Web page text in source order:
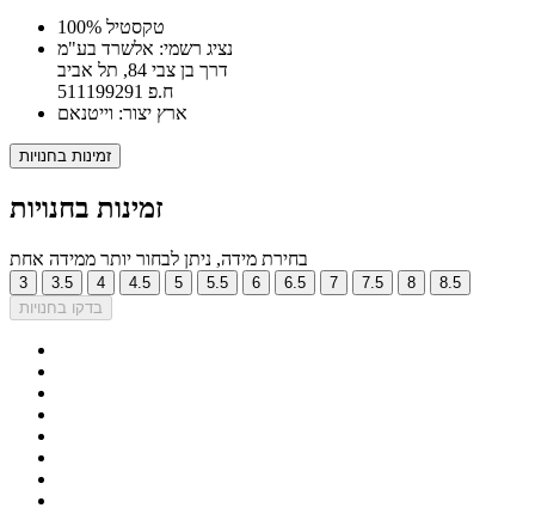
100% טקסטיל
נציג רשמי: אלשרד בע"מ
דרך בן צבי 84, תל אביב
ח.פ 511199291
ארץ יצור: וייטנאם
זמינות בחנויות
זמינות בחנויות
בחירת מידה, ניתן לבחור יותר ממידה אחת
3 3.5 4 4.5 5 5.5 6 6.5 7 7.5 8
8.5
בדקו בחנויות